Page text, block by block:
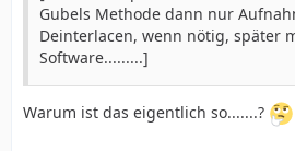
Gubels Methode dann nur
Deinterlacen, wenn nötig, später
Software.........]
Warum ist das eigentlich so.......?